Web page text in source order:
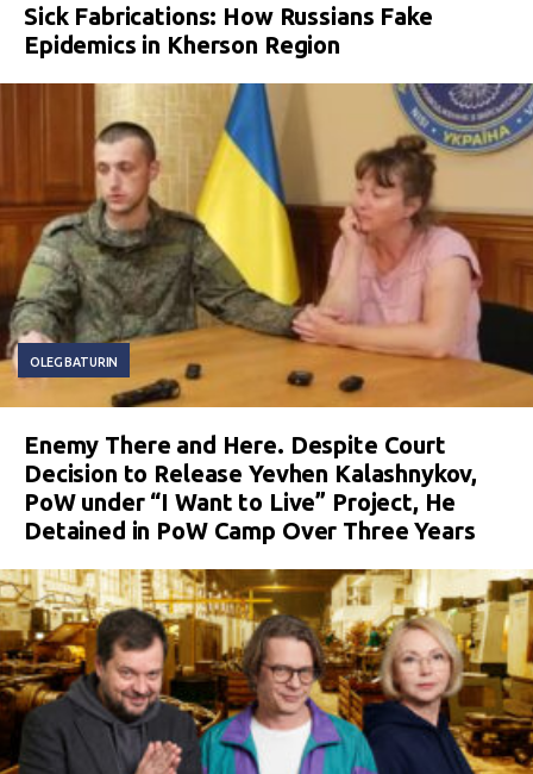
Sick Fabrications: How Russians Fake
Epidemics in Kherson Region
OLEG BATURIN
Enemy There and Here. Despite Court
Decision to Release Yevhen Kalashnykov,
PoW under “I Want to Live” Project, He
Detained in PoW Camp Over Three Years